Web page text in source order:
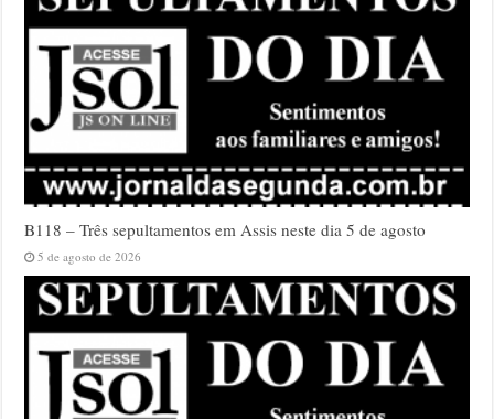
B118 – Três sepultamentos em Assis neste dia 5 de agosto
5 de agosto de 2026